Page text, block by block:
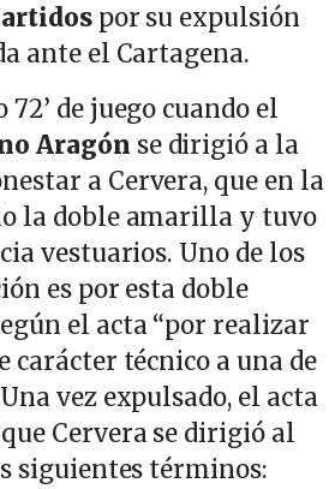
por su expulsión
ante el Cartagena.
de juego cuando el
Aragón se dirigió a la
a Cervera, que en la
la doble amarilla y tuvo
vestuarios. Uno de los
es por esta doble
el acta “por realizar
carácter técnico a una de
vez expulsado, el acta
Cervera se dirigió al
siguientes términos: